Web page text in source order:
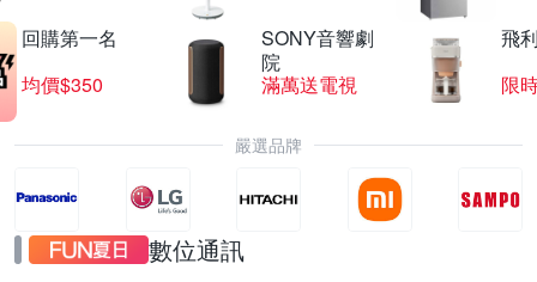
回購第一名
均價$350
SONY音響劇
院
滿萬送電視
飛
限
嚴選品牌
數位通訊